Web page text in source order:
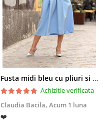
Fusta midi bleu cu pliuri si buzunare
Achizitie verificata
Claudia Bacila, Acum 1 luna
❤️